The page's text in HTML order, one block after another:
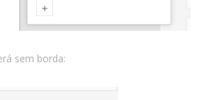
sem borda: